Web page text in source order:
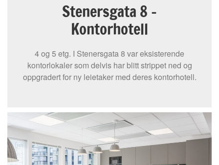
Stenersgata 8 -
Kontorhotell
4 og 5 etg. I Stenersgata 8 var eksisterende
kontorlokaler som delvis har blitt strippet ned og
oppgradert for ny leietaker med deres kontorhotell.